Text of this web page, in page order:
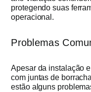
protegendo suas
operacional.
Problemas
Apesar da instalação
com juntas de
estão alguns